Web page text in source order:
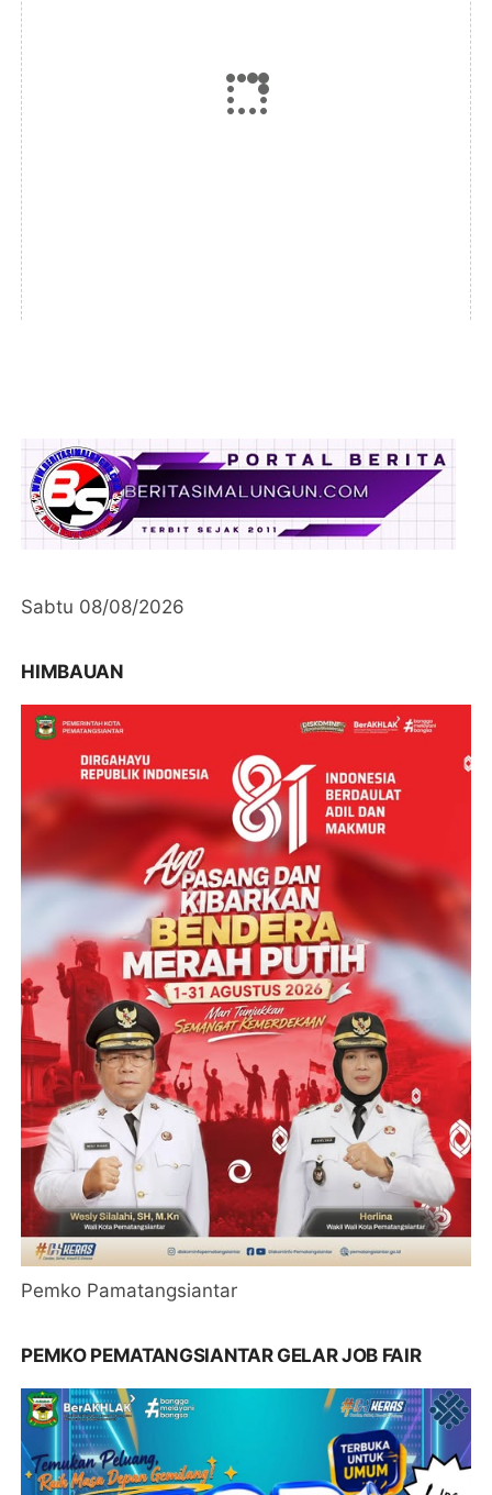
Sabtu 08/08/2026
HIMBAUAN
Pemko Pamatangsiantar
PEMKO PEMATANGSIANTAR GELAR JOB FAIR